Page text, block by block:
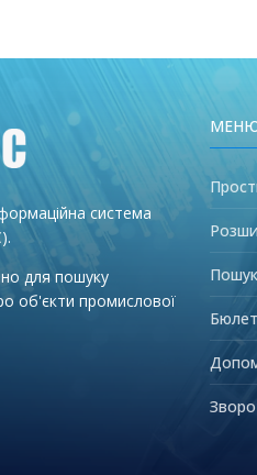
система
для пошуку
об'єкти промислової